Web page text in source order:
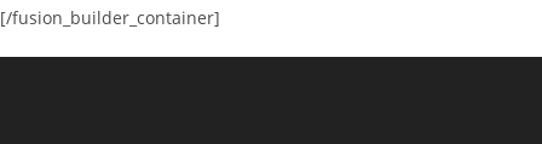
[/fusion_builder_container]